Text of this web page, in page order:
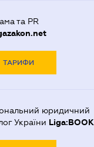
та PR
ТАРИФИ
юридичний
України Liga:BOOK